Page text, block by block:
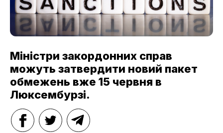
Міністри закордонних справ
можуть затвердити новий пакет
обмежень вже 15 червня в
Люксембурзі.